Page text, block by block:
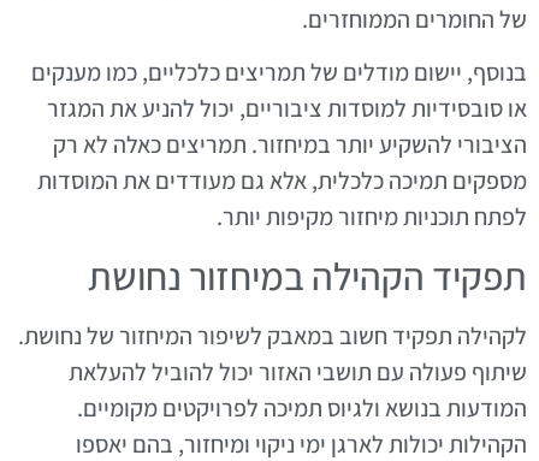
של החומרים הממוחזרים.
בנוסף, יישום מודלים של תמריצים כלכליים, כמו מענקים
או סובסידיות למוסדות ציבוריים, יכול להניע את המגזר
הציבורי להשקיע יותר במיחזור. תמריצים כאלה לא רק
מספקים תמיכה כלכלית, אלא גם מעודדים את המוסדות
לפתח תוכניות מיחזור מקיפות יותר.
תפקיד הקהילה במיחזור נחושת
לקהילה תפקיד חשוב במאבק לשיפור המיחזור של נחושת.
שיתוף פעולה עם תושבי האזור יכול להוביל להעלאת
המודעות בנושא ולגיוס תמיכה לפרויקטים מקומיים.
הקהילות יכולות לארגן ימי ניקוי ומיחזור, בהם יאספו